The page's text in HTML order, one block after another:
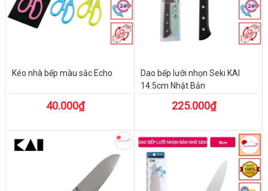
Kéo nhà bếp màu sắc Echo
40.000₫
Dao bếp lưỡi nhọn Seki KAI
14.5cm Nhật Bản
225.000₫